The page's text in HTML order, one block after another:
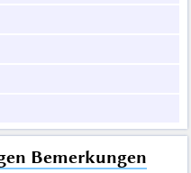
Bemerkungen